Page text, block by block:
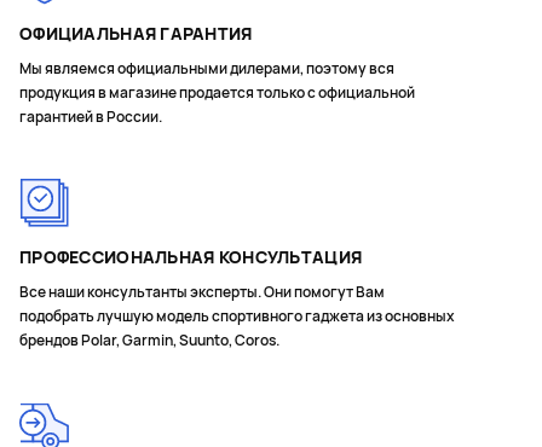
Мощность бега
Подъем/спуск
Планировщик подъемов ClimbPro
Сегменты Garmin
Готовность к тренировке
Общая тренировочная нагрузка за последние 7 дней
Функция Load Focus (Оценка нагрузки)
Шаги
Калории
ОФИЦИАЛЬНАЯ ГАРАНТИЯ
Мы являемся официальными дилерами, поэтому вся
продукция в магазине продается только с официальной
гарантией в России.
ПРОФЕССИОНАЛЬНАЯ КОНСУЛЬТАЦИЯ
Все наши консультанты эксперты. Они помогут Вам
подобрать лучшую модель спортивного гаджета из основных
брендов Polar, Garmin, Suunto, Coros.